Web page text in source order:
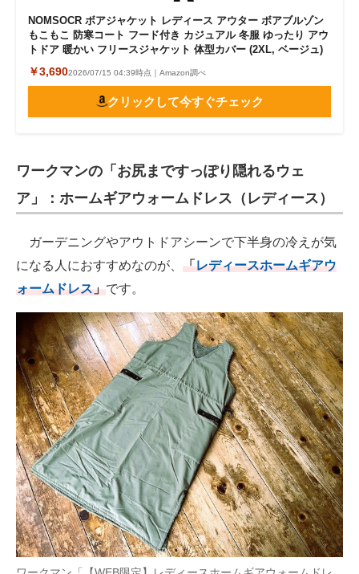
NOMSOCR ボアジャケット レディース アウター ボアブルゾン
もこもこ 防寒コート フード付き カジュアル 冬服 ゆったり アウ
トドア 暖かい フリースジャケット 体型カバー (2XL, ベージュ)
￥3,6902026/07/15 04:39時点｜Amazon調べ
クリックして今すぐチェック
ワークマンの「お尻まですっぽり隠れるウェ
ア」：ホームギアウォームドレス（レディース）
ガーデニングやアウトドアシーンで下半身の冷えが気
になる人におすすめなのが、 「レディースホームギアウ
ォームドレス」です。